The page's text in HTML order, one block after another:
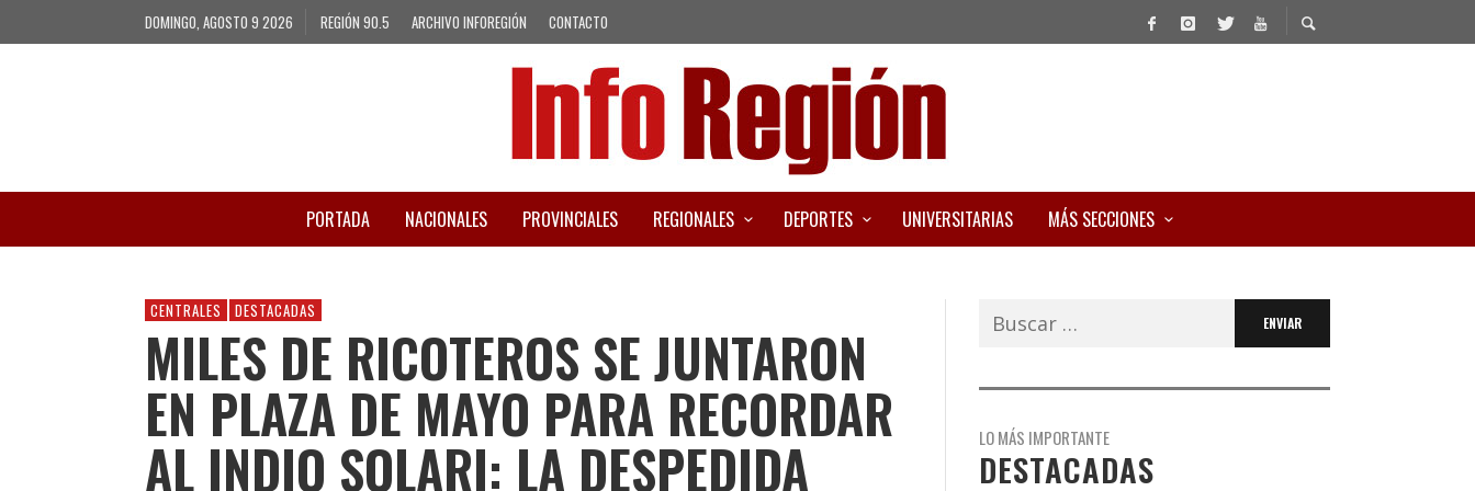
DOMINGO, AGOSTO 9 2026 REGIÓN 90.5 ARCHIVO INFOREGIÓN CONTACTO
PORTADA NACIONALES PROVINCIALES REGIONALES DEPORTES UNIVERSITARIAS MÁS SECCIONES
CENTRALES DESTACADAS
MILES DE RICOTEROS SE JUNTARON
EN PLAZA DE MAYO PARA RECORDAR
AL INDIO SOLARI: LA DESPEDIDA
Buscar:
LO MÁS IMPORTANTE
DESTACADAS